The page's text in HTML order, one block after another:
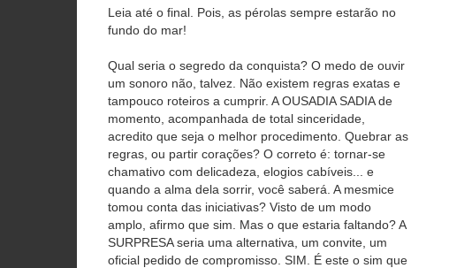
Leia até o final. Pois, as pérolas sempre estarão no
fundo do mar!
Qual seria o segredo da conquista? O medo de ouvir
um sonoro não, talvez. Não existem regras exatas e
tampouco roteiros a cumprir. A OUSADIA SADIA de
momento, acompanhada de total sinceridade,
acredito que seja o melhor procedimento. Quebrar as
regras, ou partir corações? O correto é: tornar-se
chamativo com delicadeza, elogios cabíveis... e
quando a alma dela sorrir, você saberá. A mesmice
tomou conta das iniciativas? Visto de um modo
amplo, afirmo que sim. Mas o que estaria faltando? A
SURPRESA seria uma alternativa, um convite, um
oficial pedido de compromisso. SIM. É este o sim que